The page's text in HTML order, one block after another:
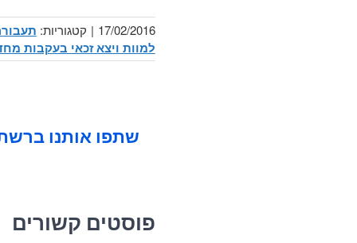
17/02/2016
| קטגוריות:
למוות ויצא זכאי בעקבות
שתפו אותנו
פוסטים קשורים